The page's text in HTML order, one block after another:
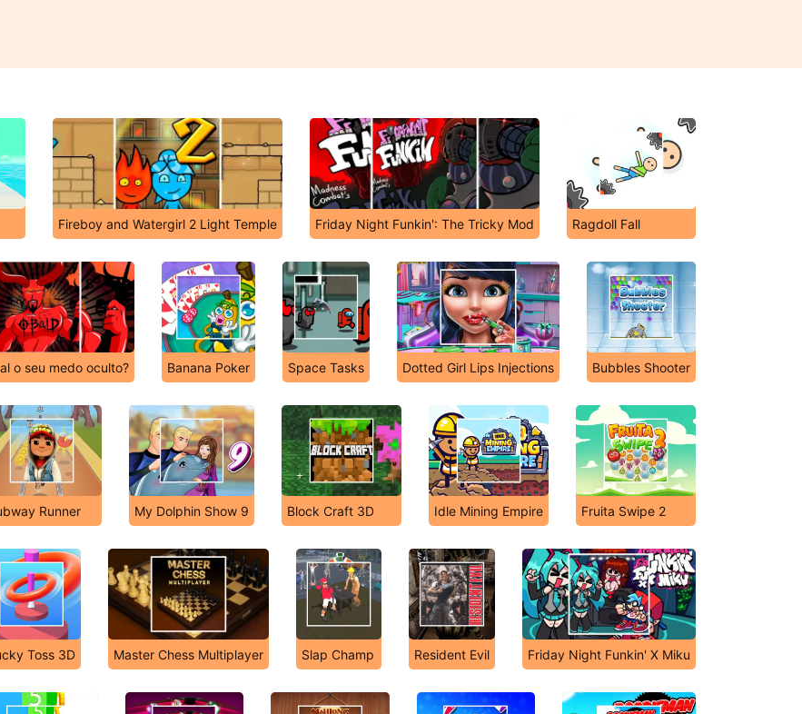
Fireboy and Watergirl 2 Light Temple Friday Night Funkin': The Tricky Mod Ragdoll Fall
o seu medo oculto? Banana Poker Space Tasks Dotted Girl Lips Injections Bubbles Shooter
Runner My Dolphin Show 9 Block Craft 3D Idle Mining Empire Fruita Swipe 2
Toss 3D Master Chess Multiplayer Slap Champ Resident Evil Friday Night Funkin' X Miku